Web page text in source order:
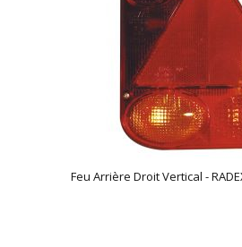
Feu Arrière Droit Vertical -